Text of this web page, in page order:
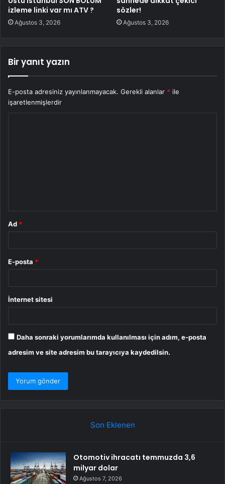
izleme linki var mı ATV ?
Ağustos 3, 2026
sözler!
Ağustos 3, 2026
Bir yanıt yazın
E-posta adresiniz yayınlanmayacak. Gerekli alanlar * ile
işaretlenmişlerdir
Ad *
E-posta *
İnternet sitesi
Daha sonraki yorumlarımda kullanılması için adım, e-posta
adresim ve site adresim bu tarayıcıya kaydedilsin.
Son Eklenen
Otomotiv ihracatı temmuzda 3,6
milyar dolar
Ağustos 7, 2026